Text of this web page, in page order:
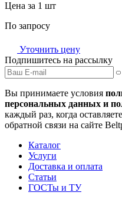
Цена за 1 шт
По запросу
Уточнить цену
Подпишитесь на рассылку
Вы принимаете условия
персональных данных и
каждый раз, когда
обратной связи на сайте
Каталог
Услуги
Доставка и оплата
Статьи
ГОСТы и ТУ